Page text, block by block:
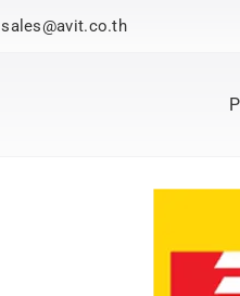
sales@avit.co.th